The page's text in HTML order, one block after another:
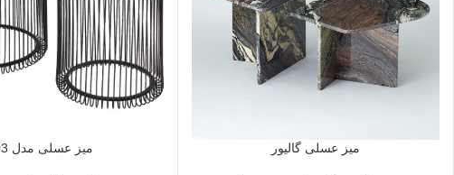
میز عسلی گالیور میز عسلی مدل 103